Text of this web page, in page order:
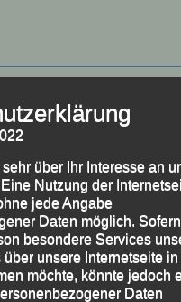
über Ihr Interesse an
Nutzung der
jede Angabe
Daten möglich.
besondere Services
unsere Internetseite in
möchte, könnte jedoch
Daten